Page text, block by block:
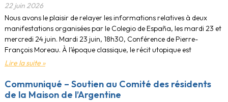
22 juin 2026
Nous avons le plaisir de relayer les informations relatives à deux
manifestations organisées par le Colegio de España, les mardi 23 et
mercredi 24 juin. Mardi 23 juin, 18h30, Conférence de Pierre-
François Moreau. À l’époque classique, le récit utopique est
Lire la suite »
Communiqué – Soutien au Comité des résidents
de la Maison de l’Argentine